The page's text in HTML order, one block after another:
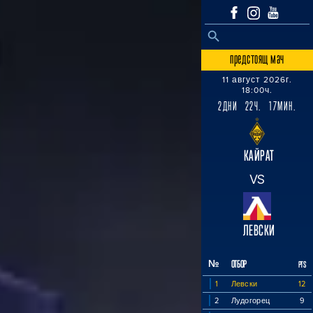
Search
SEARCH BUTTON
предстоящ мач
11 август 2026г.
18:00ч.
2ДНИ 22Ч. 17МИН.
КАЙРАТ
VS
ЛЕВСКИ
№ ОТБОР PTS
1 Левски
12
2
Лудогорец
9